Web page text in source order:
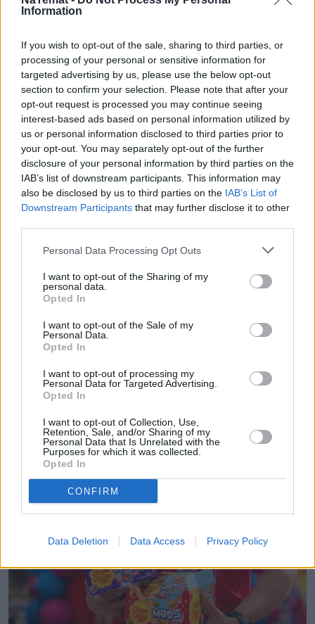
Information
If you wish to opt-out of the sale, sharing to third parties, or
processing of your personal or sensitive information for
targeted advertising by us, please use the below opt-out
section to confirm your selection. Please note that after your
opt-out request is processed you may continue seeing
interest-based ads based on personal information utilized by
us or personal information disclosed to third parties prior to
your opt-out. You may separately opt-out of the further
disclosure of your personal information by third parties on the
IAB’s list of downstream participants. This information may
also be disclosed by us to third parties on the IAB’s List of
Downstream Participants that may further disclose it to other
Personal Data Processing Opt Outs
I want to opt-out of the Sharing of my
personal data.
Opted In
I want to opt-out of the Sale of my
Personal Data.
Opted In
I want to opt-out of processing my
Personal Data for Targeted Advertising.
Opted In
I want to opt-out of Collection, Use,
Retention, Sale, and/or Sharing of my
Personal Data that Is Unrelated with the
Purposes for which it was collected.
Opted In
CONFIRM
Data Deletion Data Access Privacy Policy
seksualnej kleru.
Nie przegap żadnej ważnej wiadomości i
obserwuj nas w Google News!
Więcej:
Kobiety Kościół rzymskokatolicki Księża LGBT
Homofobia
Obserwuj
Napisz do mnie:
anna.dryjanska@natemat.pl
Czytaj więcej